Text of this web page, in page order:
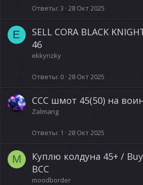
Ответы 3 28 Окт 2025
E
SELL CORA BLACK
46
ekkyrizky
Ответы 0 28 Окт 2025
ССС шмот 45(50) на
Zalmang
Ответы 1 28 Окт 2025
M
Куплю колдуна 45+ /
BCC
moodborder